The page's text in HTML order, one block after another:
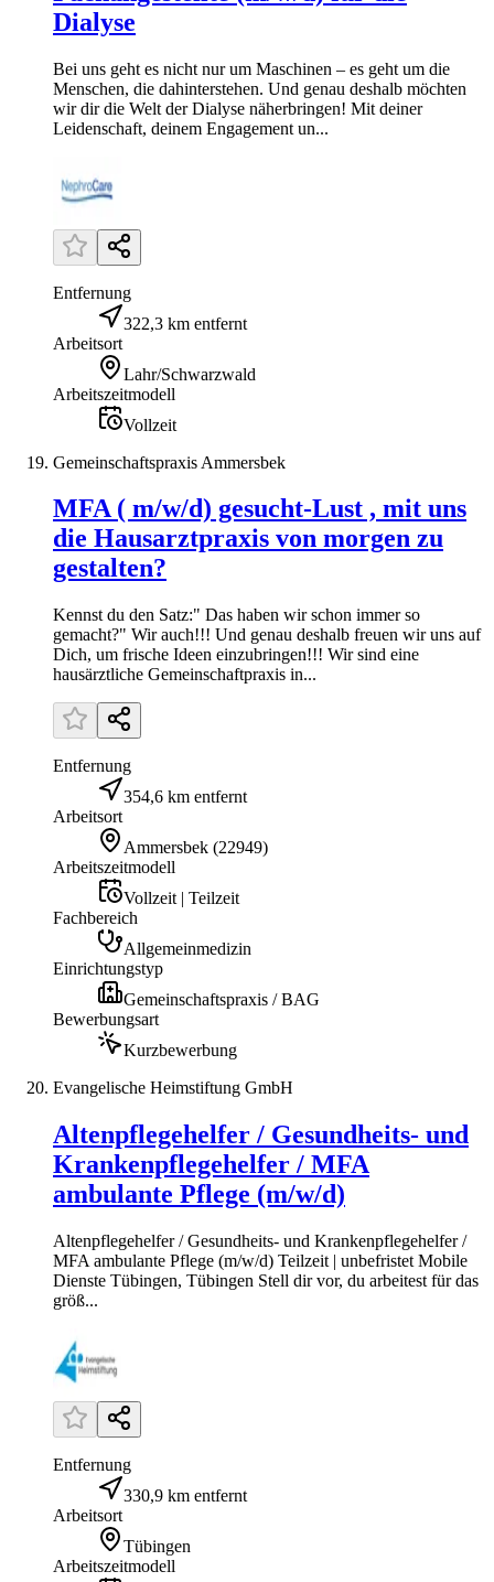
Dialyse
Bei uns geht es nicht nur um Maschinen – es geht um die
Menschen, die dahinterstehen. Und genau deshalb möchten
wir dir die Welt der Dialyse näherbringen! Mit deiner
Leidenschaft, deinem Engagement un...
Entfernung
322,3 km entfernt
Arbeitsort
Lahr/Schwarzwald
Arbeitszeitmodell
Vollzeit
Gemeinschaftspraxis Ammersbek
MFA ( m/w/d) gesucht-Lust , mit uns
die Hausarztpraxis von morgen zu
gestalten?
Kennst du den Satz:" Das haben wir schon immer so
gemacht?" Wir auch!!! Und genau deshalb freuen wir uns auf
Dich, um frische Ideen einzubringen!!! Wir sind eine
hausärztliche Gemeinschaftpraxis in...
Entfernung
354,6 km entfernt
Arbeitsort
Ammersbek (22949)
Arbeitszeitmodell
Vollzeit | Teilzeit
Fachbereich
Allgemeinmedizin
Einrichtungstyp
Gemeinschaftspraxis / BAG
Bewerbungsart
Kurzbewerbung
Evangelische Heimstiftung GmbH
Altenpflegehelfer / Gesundheits- und
Krankenpflegehelfer / MFA
ambulante Pflege (m/w/d)
Altenpflegehelfer / Gesundheits- und Krankenpflegehelfer /
MFA ambulante Pflege (m/w/d) Teilzeit | unbefristet Mobile
Dienste Tübingen, Tübingen Stell dir vor, du arbeitest für das
größ...
Entfernung
330,9 km entfernt
Arbeitsort
Tübingen
Arbeitszeitmodell